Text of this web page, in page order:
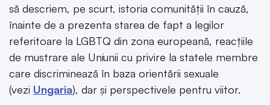
să descriem, pe scurt, istoria comunității în cauză,
înainte de a prezenta starea de fapt a legilor
referitoare la LGBTQ din zona europeană, reacțiile
de mustrare ale Uniunii cu privire la statele membre
care discriminează în baza orientării sexuale
(vezi Ungaria), dar și perspectivele pentru viitor.